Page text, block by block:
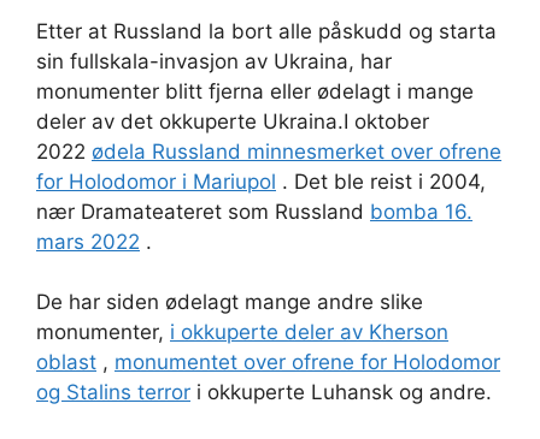
Etter at Russland la bort alle påskudd og starta
sin fullskala-invasjon av Ukraina, har
monumenter blitt fjerna eller ødelagt i mange
deler av det okkuperte Ukraina.I oktober
2022 ødela Russland minnesmerket over ofrene
for Holodomor i Mariupol . Det ble reist i 2004,
nær Dramateateret som Russland bomba 16.
mars 2022 .
De har siden ødelagt mange andre slike
monumenter, i okkuperte deler av Kherson
oblast , monumentet over ofrene for Holodomor
og Stalins terror i okkuperte Luhansk og andre.